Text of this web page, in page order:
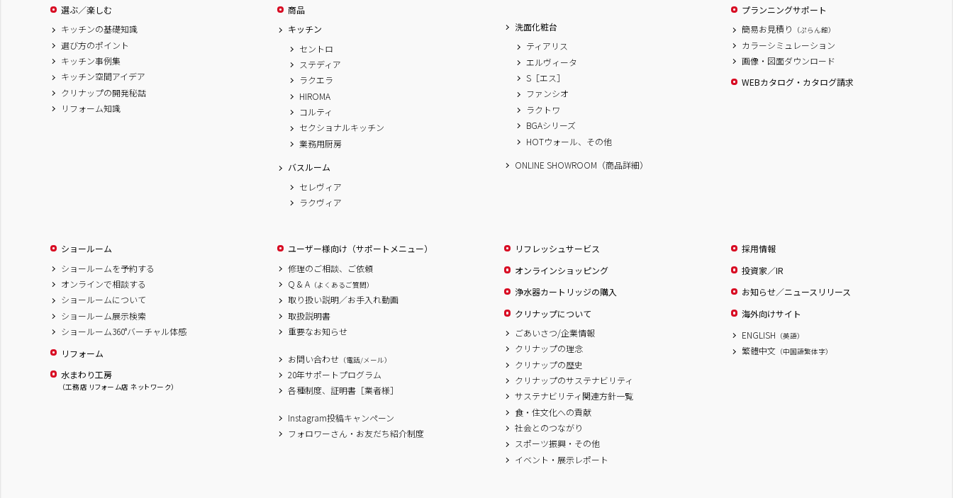
選ぶ／楽しむ
キッチンの基礎知識
選び方のポイント
キッチン事例集
キッチン空間アイデア
クリナップの開発秘話
リフォーム知識
商品
キッチン
セントロ
ステディア
ラクエラ
HIROMA
コルティ
セクショナルキッチン
業務用厨房
バスルーム
セレヴィア
ラクヴィア
洗面化粧台
ティアリス
エルヴィータ
S［エス］
ファンシオ
ラクトワ
BGAシリーズ
HOTウォール、その他
ONLINE SHOWROOM（商品詳細）
プランニングサポート
簡易お見積り
（ぷらん館）
カラーシミュレーション
画像・図面ダウンロード
WEBカタログ・カタログ請求
ショールーム
ショールームを予約する
オンラインで相談する
ショールームについて
ショールーム展示検索
ショールーム360°バーチャル体感
リフォーム
水まわり工房
（工務店 リフォーム店 ネットワーク）
ユーザー様向け（サポートメニュー）
修理のご相談、ご依頼
Q & A （よくあるご質問）
取り扱い説明／お手入れ動画
取扱説明書
重要なお知らせ
お問い合わせ （電話/メール）
20年サポートプログラム
各種制度、証明書［業者様］
Instagram投稿キャンペーン
フォロワーさん・お友だち紹介制度
リフレッシュサービス
オンラインショッピング
浄水器カートリッジの購入
クリナップについて
ごあいさつ/企業情報
クリナップの理念
クリナップの歴史
クリナップのサステナビリティ
サステナビリティ関連方針一覧
食・住文化への貢献
社会とのつながり
スポーツ振興・その他
イベント・展示レポート
採用情報
投資家／IR
お知らせ／ニュースリリース
海外向けサイト
ENGLISH （英語）
繁體中文 （中国語繁体字）